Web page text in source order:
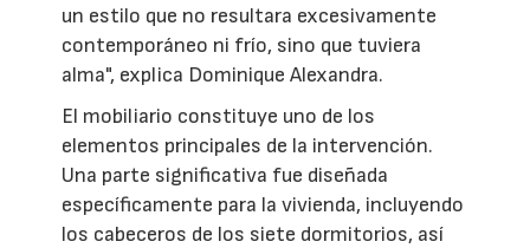
un estilo que no resultara excesivamente
contemporáneo ni frío, sino que tuviera
alma", explica Dominique Alexandra.
El mobiliario constituye uno de los
elementos principales de la intervención.
Una parte significativa fue diseñada
específicamente para la vivienda, incluyendo
los cabeceros de los siete dormitorios, así